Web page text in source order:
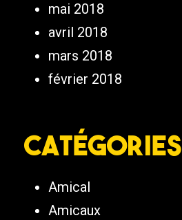
mai 2018
avril 2018
mars 2018
février 2018
Catégories
Amical
Amicaux